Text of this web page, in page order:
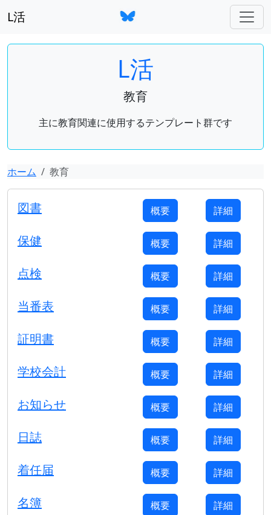
L活
L活
教育
主に教育関連に使用するテンプレート群です
ホーム 教育
図書 概要 詳細
保健 概要 詳細
点検 概要 詳細
当番表 概要 詳細
証明書 概要 詳細
学校会計 概要 詳細
お知らせ 概要 詳細
日誌 概要 詳細
着任届 概要 詳細
名簿 概要 詳細